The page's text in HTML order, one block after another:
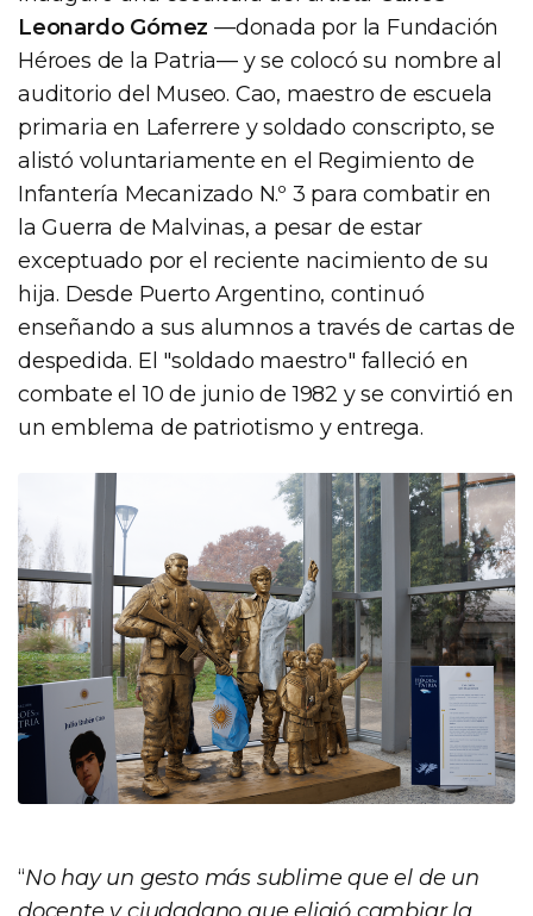
Leonardo Gómez —donada por la Fundación
Héroes de la Patria— y se colocó su nombre al
auditorio del Museo. Cao, maestro de escuela
primaria en Laferrere y soldado conscripto, se
alistó voluntariamente en el Regimiento de
Infantería Mecanizado N.º 3 para combatir en
la Guerra de Malvinas, a pesar de estar
exceptuado por el reciente nacimiento de su
hija. Desde Puerto Argentino, continuó
enseñando a sus alumnos a través de cartas de
despedida. El "soldado maestro" falleció en
combate el 10 de junio de 1982 y se convirtió en
un emblema de patriotismo y entrega.
“No hay un gesto más sublime que el de un